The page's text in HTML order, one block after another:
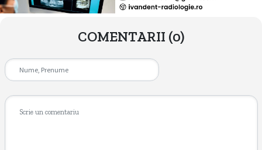
COMENTARII (0)